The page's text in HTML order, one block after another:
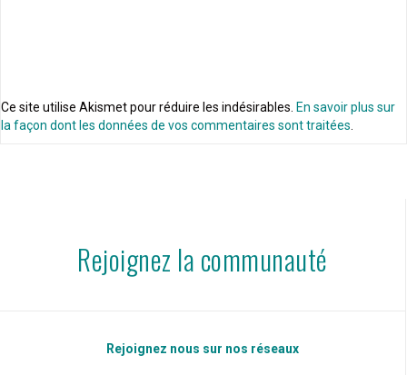
Ce site utilise Akismet pour réduire les indésirables. En savoir plus sur
la façon dont les données de vos commentaires sont traitées.
Rejoignez la communauté
Rejoignez nous sur nos réseaux